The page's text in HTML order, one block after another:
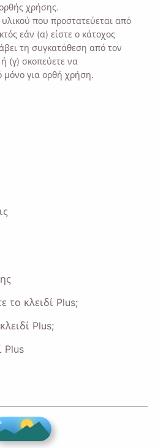
χρήσης.
που προστατεύεται από
εάν (α) είστε ο κάτοχος
τη συγκατάθεση από τον
(γ) σκοπεύετε να
μόνο για ορθή χρήση.
το κλειδί Plus;
Plus;
Plus